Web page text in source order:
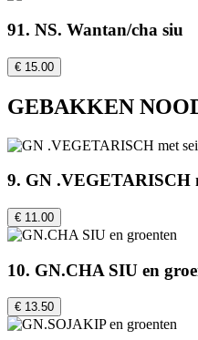
91. NS. Wantan/cha siu
€ 15.00
GEBAKKEN
9. GN .VEGETARISCH
€ 11.00
10. GN.CHA SIU en
€ 13.50